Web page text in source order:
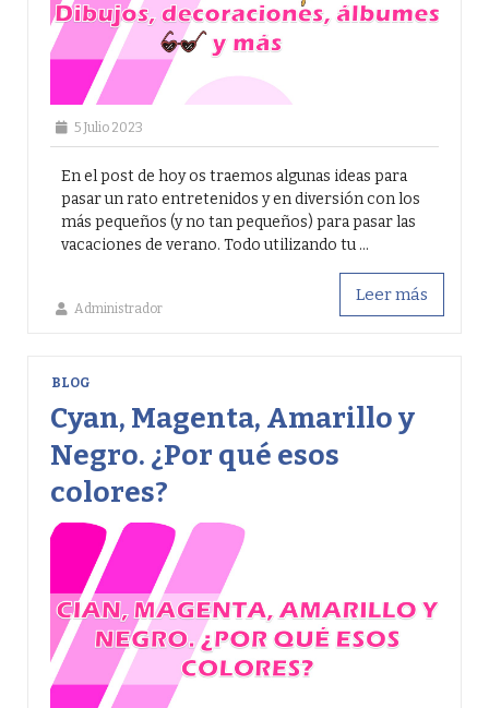
Administrador
5 Julio 2023
En el post de hoy os traemos algunas ideas para
pasar un rato entretenidos y en diversión con los
más pequeños (y no tan pequeños) para pasar las
vacaciones de verano. Todo utilizando tu ...
Leer más
Cyan, Magenta, Amarillo y
Negro. ¿Por qué esos
colores?
BLOG